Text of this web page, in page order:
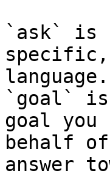
`ask` is
language.
`goal` is
goal
behalf
answer